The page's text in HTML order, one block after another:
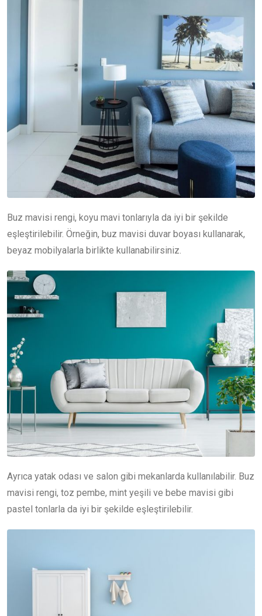
Buz mavisi rengi, koyu mavi tonlarıyla da iyi bir şekilde
eşleştirilebilir. Örneğin, buz mavisi duvar boyası kullanarak,
beyaz mobilyalarla birlikte kullanabilirsiniz.
Ayrıca yatak odası ve salon gibi mekanlarda kullanılabilir. Buz
mavisi rengi, toz pembe, mint yeşili ve bebe mavisi gibi
pastel tonlarla da iyi bir şekilde eşleştirilebilir.